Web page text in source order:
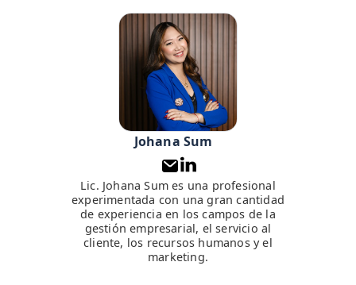
Johana Sum
Lic. Johana Sum es una profesional
experimentada con una gran cantidad
de experiencia en los campos de la
gestión empresarial, el servicio al
cliente, los recursos humanos y el
marketing.